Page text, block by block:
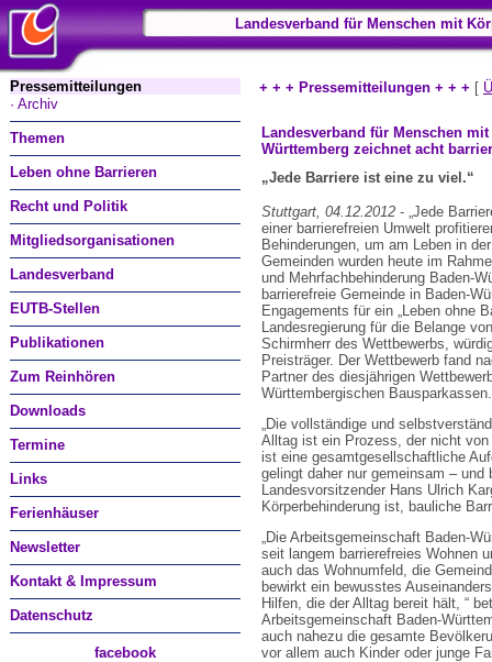
Landesverband für Menschen mit
Pressemitteilungen
· Archiv
Themen
Leben ohne Barrieren
Recht und Politik
Mitgliedsorganisationen
Landesverband
EUTB-Stellen
Publikationen
Zum Reinhören
Downloads
Termine
Links
Ferienhäuser
Newsletter
Kontakt & Impressum
Datenschutz
facebook
+ + + Pressemitteilungen + + + [
Landesverband für Menschen
Württemberg zeichnet acht
„Jede Barriere ist eine zu viel.“
Stuttgart, 04.12.2012 - „Jede
einer barrierefreien Umwelt
Behinderungen, um am Leben in
Gemeinden wurden heute im
und Mehrfachbehinderung Baden-
barrierefreie Gemeinde in Baden-
Engagements für ein „Leben ohne
Landesregierung für die Belange
Schirmherr des Wettbewerbs,
Preisträger. Der Wettbewerb fand
Partner des diesjährigen
Württembergischen
„Die vollständige und
Alltag ist ein Prozess, der nicht
ist eine gesamtgesellschaftliche
gelingt daher nur gemeinsam – und
Landesvorsitzender Hans Ulrich
Körperbehinderung ist, bauliche
„Die Arbeitsgemeinschaft Baden-
seit langem barrierefreies Wohnen
auch das Wohnumfeld, die
bewirkt ein bewusstes
Hilfen, die der Alltag bereit hält, “
Arbeitsgemeinschaft Baden-
auch nahezu die gesamte
vor allem auch Kinder oder junge